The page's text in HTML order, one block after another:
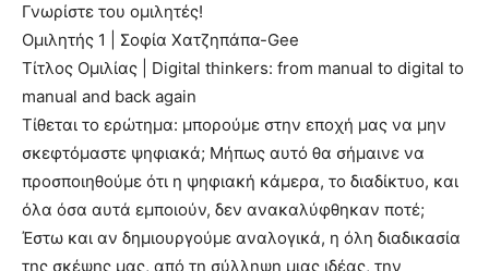
Γνωρίστε του ομιλητές!
Ομιλητής 1 | Σοφία Χατζηπάπα-Gee
Τίτλος Ομιλίας | Digital thinkers: from manual to digital to
manual and back again
Τίθεται το ερώτημα: μπορούμε στην εποχή μας να μην
σκεφτόμαστε ψηφιακά; Μήπως αυτό θα σήμαινε να
προσποιηθούμε ότι η ψηφιακή κάμερα, το διαδίκτυο, και
όλα όσα αυτά εμποιούν, δεν ανακαλύφθηκαν ποτέ;
Έστω και αν δημιουργούμε αναλογικά, η όλη διαδικασία
της σκέψης μας, από τη σύλληψη μιας ιδέας, την